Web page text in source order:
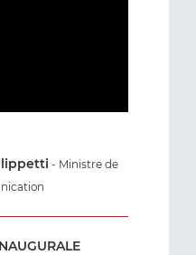
- Ministre de